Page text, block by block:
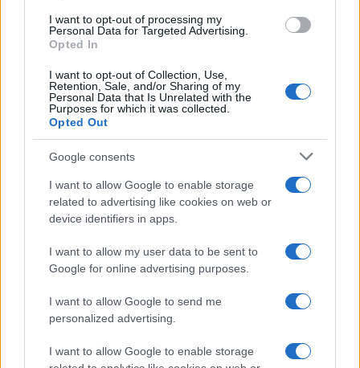
I want to opt-out of processing my
Personal Data for Targeted Advertising.
Opted In
I want to opt-out of Collection, Use,
Retention, Sale, and/or Sharing of my
Personal Data that Is Unrelated with the
Purposes for which it was collected.
Opted Out
Google consents
I want to allow Google to enable storage
related to advertising like cookies on web or
device identifiers in apps.
I want to allow my user data to be sent to
Google for online advertising purposes.
I want to allow Google to send me
personalized advertising.
I want to allow Google to enable storage
Calangianus, allarme sul centro accoglienza
Gallura, finti clienti svuotano le suite: furto da
50mila nel resort
Meteo Olbia 7 agosto, sole e caldo tornano
protagonisti
Test tunnel Olbia: rampe chiuse ancora fino a
fine agosto
Aggius conquista la classifica delle mete più
amate dell’estate 2026